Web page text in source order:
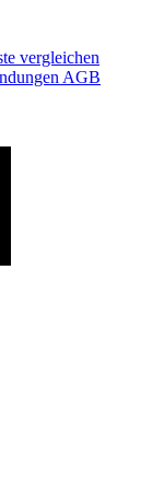
vergleichen
AGB